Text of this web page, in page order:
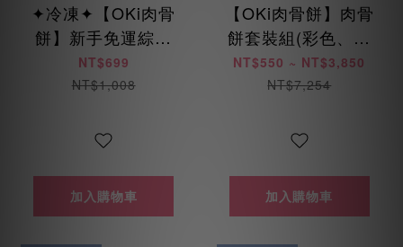
✦冷凍✦【OKi肉骨
餅】新手免運綜合
包(免運優惠每人限
用乙次)
NT$699
NT$1,008
加入購物車
【OKi肉骨餅】肉骨
餅套裝組(彩色、低
脂、低敏、海陸、
美膚鳥)
NT$550 ~ NT$3,850
NT$7,254
加入購物車